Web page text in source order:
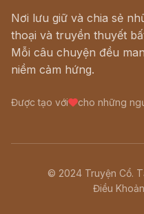
Nơi lưu giữ và chia sẻ
thoại và truyền thuyết
Mỗi câu chuyện đều
niềm cảm hứng.
Được tạo với cho những
© 2024 Truyện Cổ.
Điều Khoản